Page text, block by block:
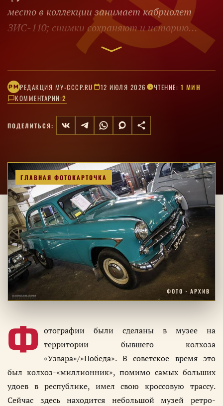
место в коллекции занимает кабриолет
ЗИС-110; снимки сохраняют и историю
самого хозяйства.
РM РЕДАКЦИЯ MY-CCCP.RU 12 ИЮЛЯ 2026 ЧТЕНИЕ: 1 МИН
КОММЕНТАРИИ:2
ПОДЕЛИТЬСЯ:
ГЛАВНАЯ ФОТОКАРТОЧКА
ФОТО · АРХИВ
Ф отографии были сделаны в музее на
территории бывшего колхоза
«Узвара»/»Победа». В советское время это
был колхоз-«миллионник», помимо самых больших
удоев в республике, имел свою кроссовую трассу.
Сейчас здесь находится небольшой музей ретро-